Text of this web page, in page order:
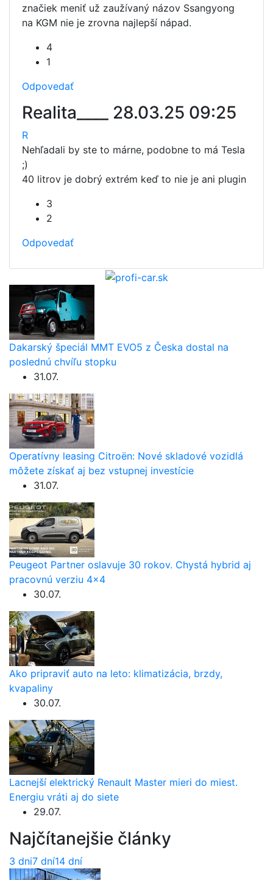
značiek meniť už zaužívaný názov Ssangyong
na KGM nie je zrovna najlepší nápad.
4
1
Odpovedať
Realita____ 28.03.25 09:25
R
Nehľadali by ste to márne, podobne to má Tesla
;)
40 litrov je dobrý extrém keď to nie je ani plugin
3
2
Odpovedať
Dakarský špeciál MMT EVO5 z Česka dostal na
poslednú chvíľu stopku
31.07.
Operatívny leasing Citroën: Nové skladové vozidlá
môžete získať aj bez vstupnej investície
31.07.
Peugeot Partner oslavuje 30 rokov. Chystá hybrid aj
pracovnú verziu 4×4
30.07.
Ako pripraviť auto na leto: klimatizácia, brzdy,
kvapaliny
30.07.
Lacnejší elektrický Renault Master mieri do miest.
Energiu vráti aj do siete
29.07.
Najčítanejšie články
3 dni7 dní14 dní